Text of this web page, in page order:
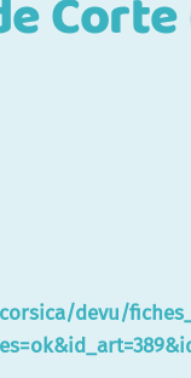
Corte
devu/